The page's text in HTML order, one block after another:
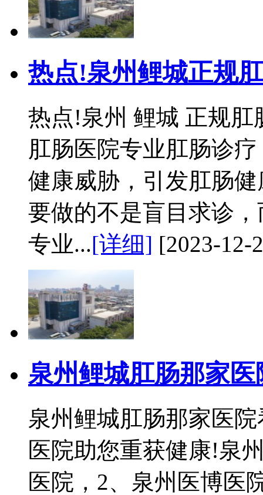
热点!泉州鲤城正规
热点!泉州 鲤城 正规
肛肠医院专业肛肠诊
健康威胁，引发肛肠
要做的不是盲目求诊
专业...[详细] [2023-12-
泉州鲤城肛肠那家
泉州鲤城肛肠那家医
医院助您重获健康!泉
医院，2、泉州医博医